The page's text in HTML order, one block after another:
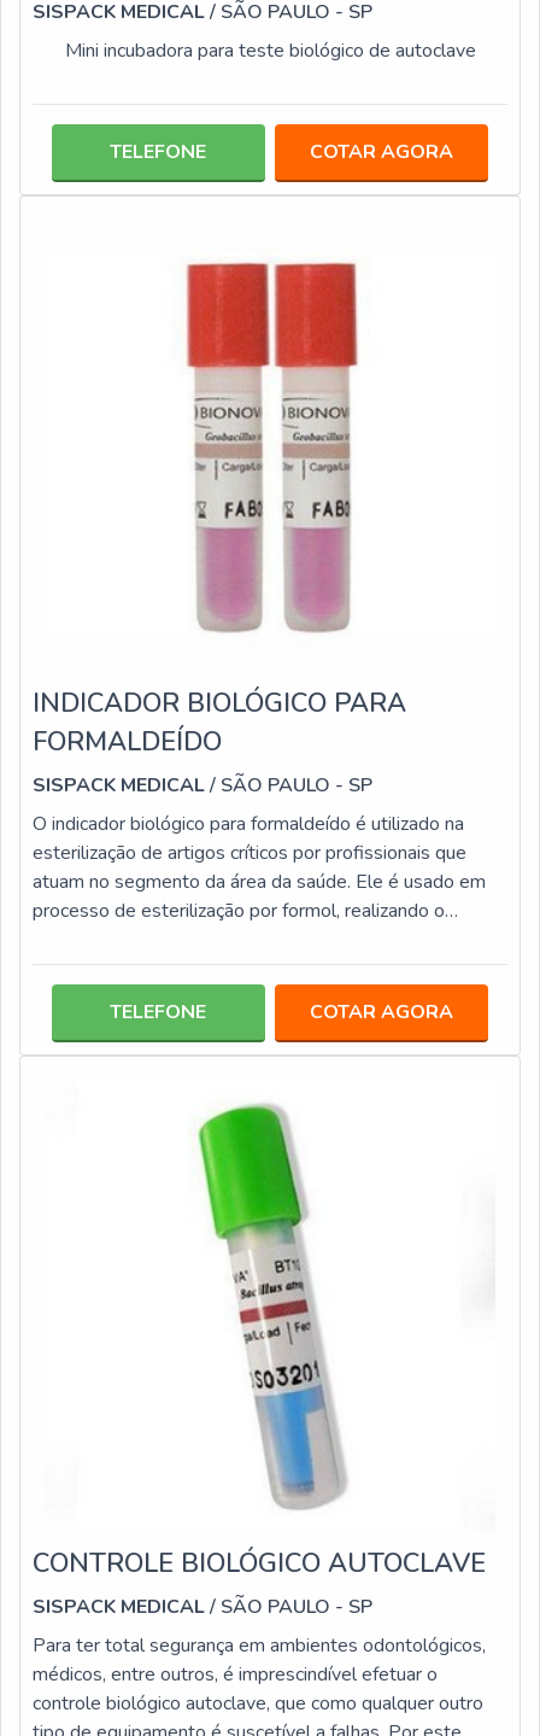
SISPACK MEDICAL/ SÃO PAULO - SP
Mini incubadora para teste biológico de autoclave
TELEFONE COTAR AGORA
INDICADOR BIOLÓGICO PARA
FORMALDEÍDO
SISPACK MEDICAL/ SÃO PAULO - SP
O indicador biológico para formaldeído é utilizado na
esterilização de artigos críticos por profissionais que
atuam no segmento da área da saúde. Ele é usado em
processo de esterilização por formol, realizando o
de resposta que varia de 24 a 48 horas, dependendo de
formaldeído 48h, como no próprio rótulo informa, tem um
tempo para resposta de 48 horas. DETALHES
TELEFONE COTAR AGORA
CONTROLE BIOLÓGICO AUTOCLAVE
SISPACK MEDICAL/ SÃO PAULO - SP
Para ter total segurança em ambientes odontológicos,
médicos, entre outros, é imprescindível efetuar o
controle biológico autoclave, que como qualquer outro